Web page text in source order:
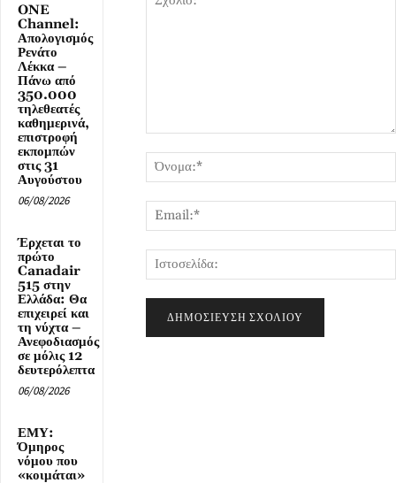
ONE
Channel:
Απολογισμός
Ρενάτο
Λέκκα –
Πάνω από
350.000
τηλεθεατές
καθημερινά,
επιστροφή
εκπομπών
στις 31
Αυγούστου
06/08/2026
Έρχεται το
πρώτο
Canadair
515 στην
Ελλάδα: Θα
επιχειρεί και
τη νύχτα –
Ανεφοδιασμός
σε μόλις 12
δευτερόλεπτα
06/08/2026
ΕΜΥ:
Όμηρος
νόμου που
«κοιμάται»